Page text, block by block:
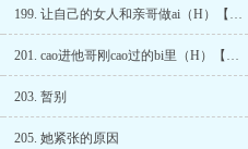
199. 让自己的女人和亲哥做ai（H）【任务世界十一】
201. cao进他哥刚cao过的bi里（H）【任务世界十一】
203. 暂别
205. 她紧张的原因